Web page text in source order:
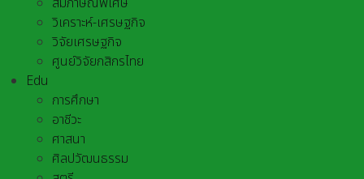
วิเคราะห์-เศรษฐกิจ
วิจัยเศรษฐกิจ
ศูนย์วิจัยกสิกรไทย
Edu
การศึกษา
อาชีวะ
ศาสนา
ศิลปวัฒนธรรม